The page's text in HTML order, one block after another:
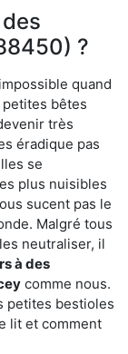
?
quand
bêtes
très
éradique pas
se
plus nuisibles
sucent pas le
Malgré tous
neutraliser, il
à des
comme nous.
petites bestioles
lit et comment